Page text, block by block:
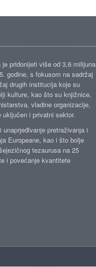
pridonijeti više od 3,6 milijuna
godine, s fokusom na sadržaj
drugih institucija koje su
kulture, kao što su knjižnice,
vladine organizacije,
uključen i privatni sektor.
pretraživanja i
Europeane, kao i što bolje
tezaurusa na 25
i povećanje kvantitete